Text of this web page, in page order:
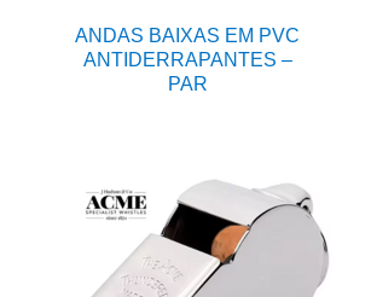
ANDAS BAIXAS EM PVC
ANTIDERRAPANTES –
PAR